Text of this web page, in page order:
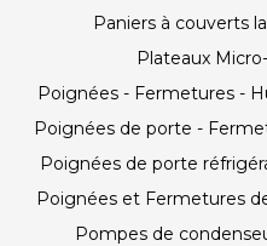
Paniers à couverts
Plateaux
Poignées - Fermetures -
Poignées de porte -
Poignées de porte
Poignées et Fermetures
Pompes de